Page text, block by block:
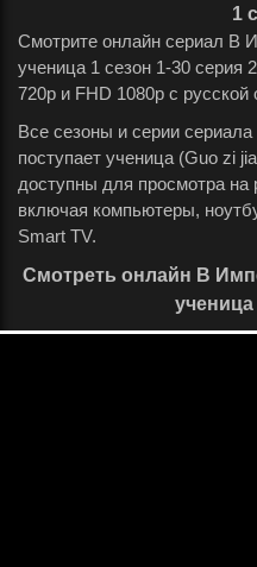
1
Смотрите онлайн сериал В
ученица 1 сезон 1-30 серия
720p и FHD 1080p с русской
Все сезоны и серии
поступает ученица (Guo zi
доступны для просмотра на
включая компьютеры,
Smart TV.
Смотреть онлайн В